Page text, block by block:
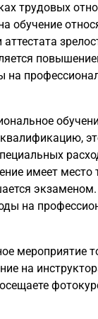
трудовых
обучение
на
имеет место
на
мероприятие
на